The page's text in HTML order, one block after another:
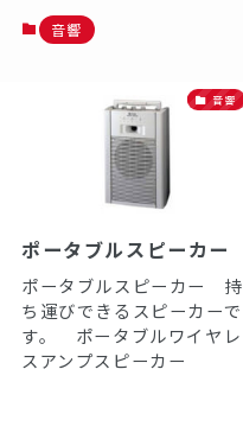
音響
音響
ポータブルスピーカー
ポータブルスピーカー 持
ち運びできるスピーカーで
す。 ポータブルワイヤレ
スアンプスピーカー